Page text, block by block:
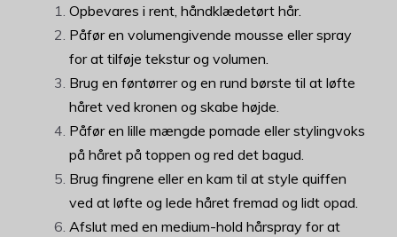
Opbevares i rent, håndklædetørt hår.
Påfør en volumengivende mousse eller spray
for at tilføje tekstur og volumen.
Brug en føntørrer og en rund børste til at løfte
håret ved kronen og skabe højde.
Påfør en lille mængde pomade eller stylingvoks
på håret på toppen og red det bagud.
Brug fingrene eller en kam til at style quiffen
ved at løfte og lede håret fremad og lidt opad.
Afslut med en medium-hold hårspray for at